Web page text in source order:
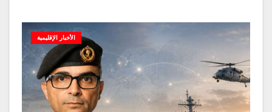
الأخبار الإقليمية